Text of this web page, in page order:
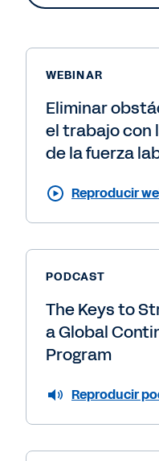
WEBINAR
Eliminar
el trabajo con
de la fuerza
Reproducir
PODCAST
The Keys to
a Global
Program
Reproducir